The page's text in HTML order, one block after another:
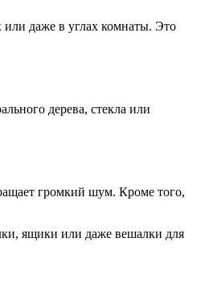
или даже в углах комнаты. Это
дерева, стекла или
громкий шум. Кроме того,
ящики или даже вешалки для